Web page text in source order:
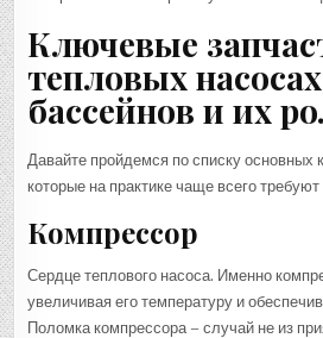
Ключевые
тепловых
бассейнов и их
Давайте пройдемся по списку основных
которые на практике чаще всего
Компрессор
Сердце теплового насоса. Именно
увеличивая его температуру и
Поломка компрессора – случай не из